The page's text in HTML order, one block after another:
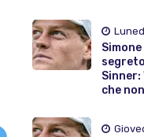
Sinner:
che